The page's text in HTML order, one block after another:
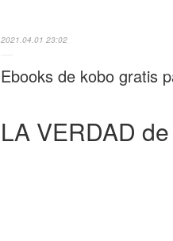
2021.04.01 23:02
Ebooks de kobo gratis
LA VERDAD